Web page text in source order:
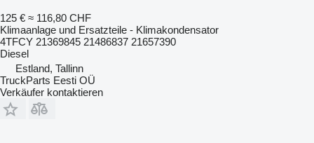
125 € ≈ 116,80 CHF
Klimaanlage und Ersatzteile - Klimakondensator
4TFCY 21369845 21486837 21657390
Diesel
Estland, Tallinn
TruckParts Eesti OÜ
Verkäufer kontaktieren